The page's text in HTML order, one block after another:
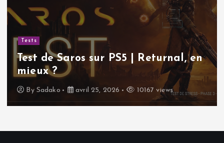
Tests
Test de Saros sur PS5 | Returnal, en
mieux ?
By Sadako avril 25, 2026 10167 views